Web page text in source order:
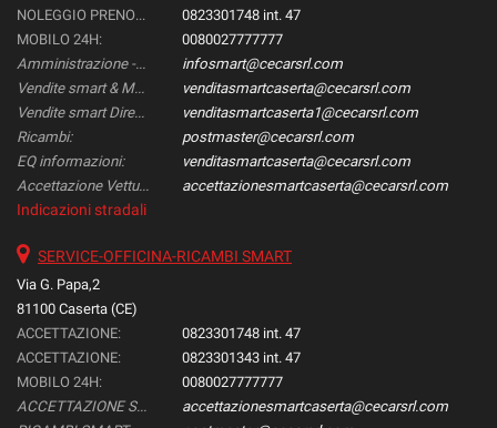
NOLEGGIO PRENOTAZIONI::
0823301748 int. 47
MOBILO 24H:
0080027777777
Amministrazione -Gestione & Controllo-:
infosmart@cecarsrl.com
Vendite smart & Mercedes Direzionali:
venditasmartcaserta@cecarsrl.com
Vendite smart Direzionali:
venditasmartcaserta1@cecarsrl.com
Ricambi:
postmaster@cecarsrl.com
EQ informazioni:
venditasmartcaserta@cecarsrl.com
Accettazione Vetture:
accettazionesmartcaserta@cecarsrl.com
Indicazioni stradali
SERVICE-OFFICINA-RICAMBI SMART
Via G. Papa,2
81100 Caserta (CE)
ACCETTAZIONE:
0823301748 int. 47
ACCETTAZIONE:
0823301343 int. 47
MOBILO 24H:
0080027777777
ACCETTAZIONE SMART:
accettazionesmartcaserta@cecarsrl.com